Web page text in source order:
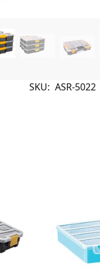
SKU: ASR-5022